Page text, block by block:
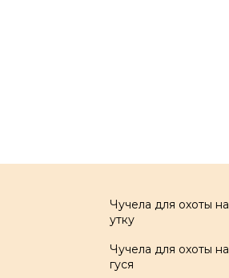
Чучела для охоты на
утку
Чучела для охоты на
гуся